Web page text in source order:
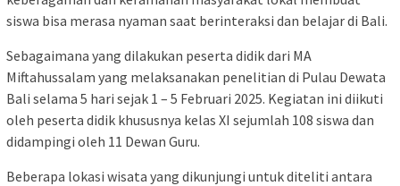
siswa bisa merasa nyaman saat berinteraksi dan belajar di Bali.
Sebagaimana yang dilakukan peserta didik dari MA
Miftahussalam yang melaksanakan penelitian di Pulau Dewata
Bali selama 5 hari sejak 1 – 5 Februari 2025. Kegiatan ini diikuti
oleh peserta didik khususnya kelas XI sejumlah 108 siswa dan
didampingi oleh 11 Dewan Guru.
Beberapa lokasi wisata yang dikunjungi untuk diteliti antara